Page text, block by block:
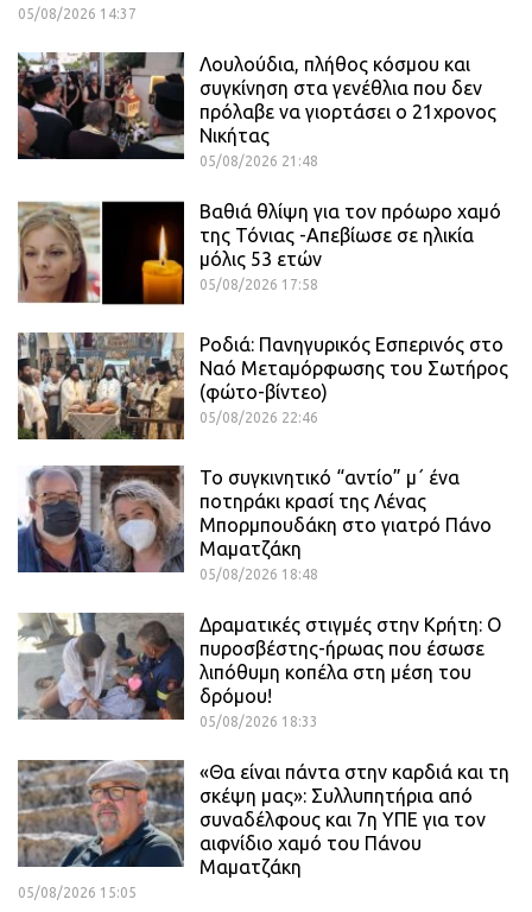
05/08/2026 14:37
Λουλούδια, πλήθος κόσμου και
συγκίνηση στα γενέθλια που δεν
πρόλαβε να γιορτάσει ο 21χρονος
Νικήτας
05/08/2026 21:48
Βαθιά θλίψη για τον πρόωρο χαμό
της Τόνιας -Απεβίωσε σε ηλικία
μόλις 53 ετών
05/08/2026 17:58
Ροδιά: Πανηγυρικός Εσπερινός στο
Ναό Μεταμόρφωσης του Σωτήρος
(φώτο-βίντεο)
05/08/2026 22:46
Το συγκινητικό “αντίο” μ΄ ένα
ποτηράκι κρασί της Λένας
Μπορμπουδάκη στο γιατρό Πάνο
Μαματζάκη
05/08/2026 18:48
Δραματικές στιγμές στην Κρήτη: Ο
πυροσβέστης-ήρωας που έσωσε
λιπόθυμη κοπέλα στη μέση του
δρόμου!
05/08/2026 18:33
«Θα είναι πάντα στην καρδιά και τη
σκέψη μας»: Συλλυπητήρια από
συναδέλφους και 7η ΥΠΕ για τον
αιφνίδιο χαμό του Πάνου
Μαματζάκη
05/08/2026 15:05